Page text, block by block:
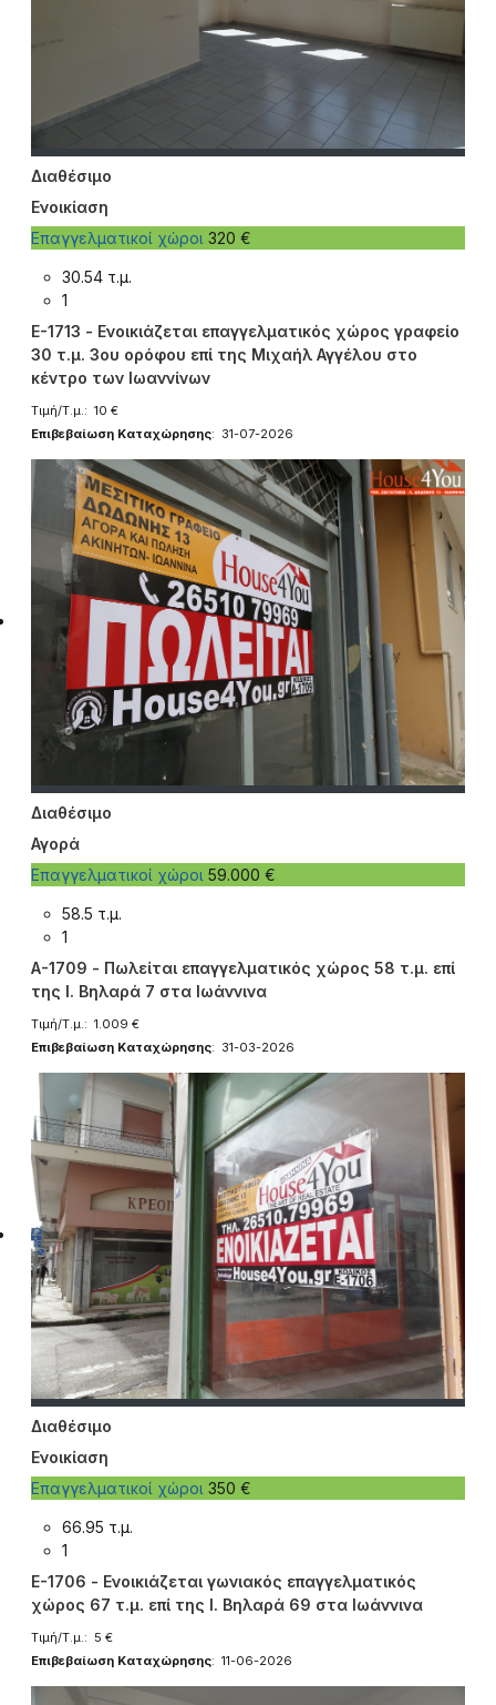
Διαθέσιμο
Ενοικίαση
Επαγγελματικοί χώροι 320 €
30.54 τ.μ.
1
E-1713 - Ενοικιάζεται επαγγελματικός χώρος γραφείο
30 τ.μ. 3ου ορόφου επί της Μιχαήλ Αγγέλου στο
κέντρο των Ιωαννίνων
Τιμή/Τ.μ.: 10 €
Επιβεβαίωση Καταχώρησης: 31-07-2026
Διαθέσιμο
Αγορά
Επαγγελματικοί χώροι 59.000 €
58.5 τ.μ.
1
A-1709 - Πωλείται επαγγελματικός χώρος 58 τ.μ. επί
της Ι. Βηλαρά 7 στα Ιωάννινα
Τιμή/Τ.μ.: 1.009 €
Επιβεβαίωση Καταχώρησης: 31-03-2026
Διαθέσιμο
Ενοικίαση
Επαγγελματικοί χώροι 350 €
66.95 τ.μ.
1
E-1706 - Ενοικιάζεται γωνιακός επαγγελματικός
χώρος 67 τ.μ. επί της Ι. Βηλαρά 69 στα Ιωάννινα
Τιμή/Τ.μ.: 5 €
Επιβεβαίωση Καταχώρησης: 11-06-2026